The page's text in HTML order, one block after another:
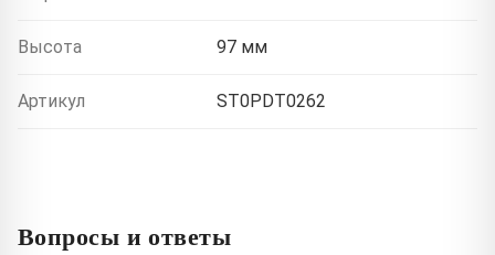
Высота 97 мм
Артикул ST0PDT0262
Вопросы и ответы